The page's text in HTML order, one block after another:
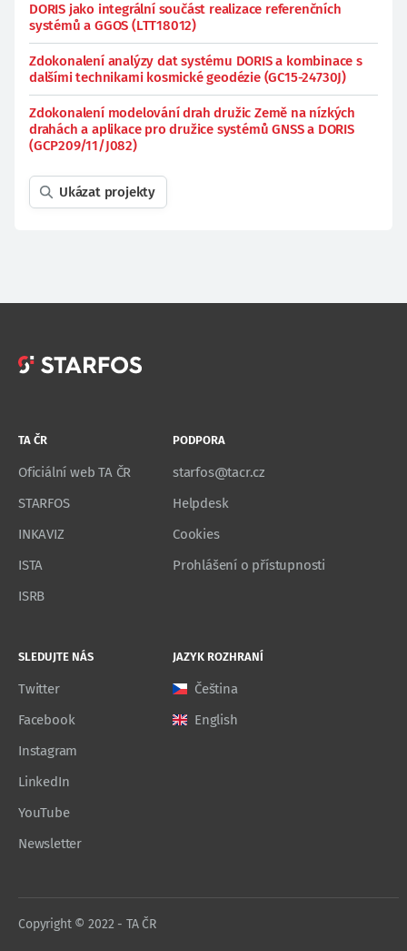
DORIS jako integrální součást realizace referenčních
systémů a GGOS (LTT18012)
Zdokonalení analýzy dat systému DORIS a kombinace s
dalšími technikami kosmické geodézie (GC15-24730J)
Zdokonalení modelování drah družic Země na nízkých
drahách a aplikace pro družice systémů GNSS a DORIS
(GCP209/11/J082)
Ukázat projekty
TA ČR
Oficiální web TA ČR
STARFOS
INKAVIZ
ISTA
ISRB
PODPORA
starfos@tacr.cz
Helpdesk
Cookies
Prohlášení o přístupnosti
SLEDUJTE NÁS
Twitter
Facebook
Instagram
LinkedIn
YouTube
Newsletter
JAZYK ROZHRANÍ
Čeština
English
Copyright © 2022 - TA ČR